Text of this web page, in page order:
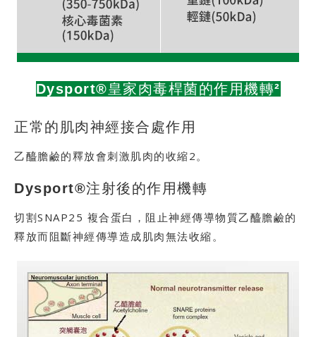
Dysport®皇家肉毒桿菌的作用機轉²
正常的肌肉神經接合處作用
乙醯膽鹼的釋放會刺激肌肉的收縮2。
Dysport®注射後的作用機轉
切割SNAP25 複合蛋白，阻止神經傳導物質乙醯膽鹼的
釋放而阻斷神經傳導造成肌肉無法收縮。